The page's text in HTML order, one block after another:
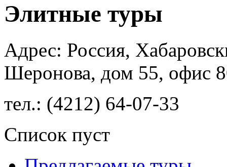
Элитные туры
Адрес: Россия,
Шеронова, дом 55, офис
тел.: (4212) 64-07-33
Список пуст